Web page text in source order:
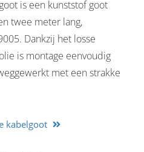
is een kunststof goot
twee meter lang,
Dankzij het losse
is montage eenvoudig
met een strakke
kabelgoot